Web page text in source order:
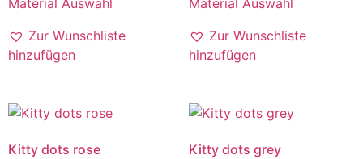
Material Auswahl
Zur Wunschliste
hinzufügen
Material Auswahl
Zur Wunschliste
hinzufügen
Kitty dots rose Kitty dots grey